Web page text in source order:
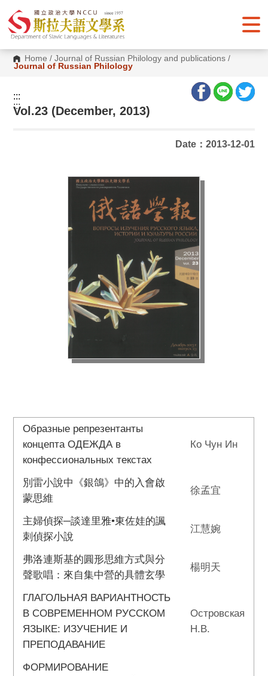
o
Home /Journal of Russian Philology and publications /
Journal of Russian Philology
:::
:::
Vol.23 (December, 2013)
Date：2013-12-01
Образные репрезентанты
концепта ОДЕЖДА в
конфессиональных текстах
Ко Чун Ин
別雷小說中《銀鴿》中的入會啟
蒙思維
徐孟宜
主婦偵探─談達里雅•東佐娃的諷
刺偵探小說
江慧婉
弗洛連斯基的圓形思維方式與分
聲歌唱：來自集中營的具體玄學
楊明天
ГЛАГОЛЬНАЯ ВАРИАНТНОСТЬ
В СОВРЕМЕННОМ РУССКОМ
ЯЗЫКЕ: ИЗУЧЕНИЕ И
ПРЕПОДАВАНИЕ
Островская
Н.В.
ФОРМИРОВАНИЕ